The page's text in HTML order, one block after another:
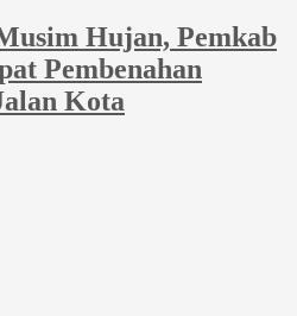
Hujan, Pemkab
Pembenahan
Kota